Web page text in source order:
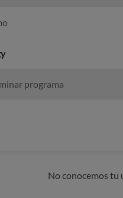
programa
No conocemos tu